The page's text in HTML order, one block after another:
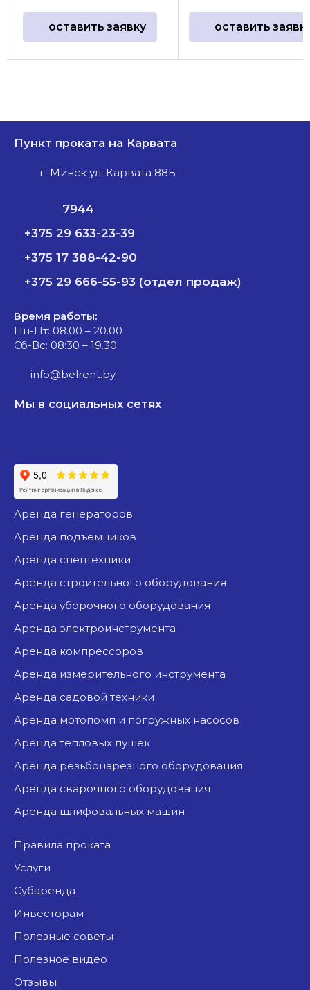
оставить заявку оставить
Пункт проката на Карвата
г. Минск ул. Карвата 88Б
7944
+375 29 633-23-39
+375 17 388-42-90
+375 29 666-55-93 (отдел продаж)
Время работы:
Пн-Пт: 08.00 – 20.00
Сб-Вс: 08:30 – 19.30
info@belrent.by
Мы в социальных сетях
аренда генераторов
аренда подъемников
аренда спецтехники
аренда строительного оборудования
аренда уборочного оборудования
аренда электроинструмента
аренда компрессоров
аренда измерительного инструмента
аренда садовой техники
аренда мотопомп и погружных насосов
аренда тепловых пушек
аренда резьбонарезного оборудования
аренда сварочного оборудования
аренда шлифовальных машин
Правила проката
Услуги
Субаренда
Инвесторам
Полезные советы
Полезное видео
Отзывы